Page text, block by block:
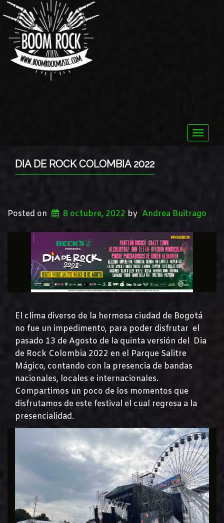
Toggle
DIA DE ROCK COLOMBIA 2022
Posted on 8 octubre, 2022 by Andrea Buitrago
El clima diverso de la hermosa ciudad de Bogotá
no fue un impedimento, para poder disfrutar el
pasado 13 de Agosto de la quinta versión del Dia
de Rock Colombia 2022 en el Parque Salitre
Mágico, contando con la presencia de bandas
nacionales, locales e internacionales.
Compartimos un poco de los momentos que
disfrutamos de este festival el cual regresa a la
presencialidad.